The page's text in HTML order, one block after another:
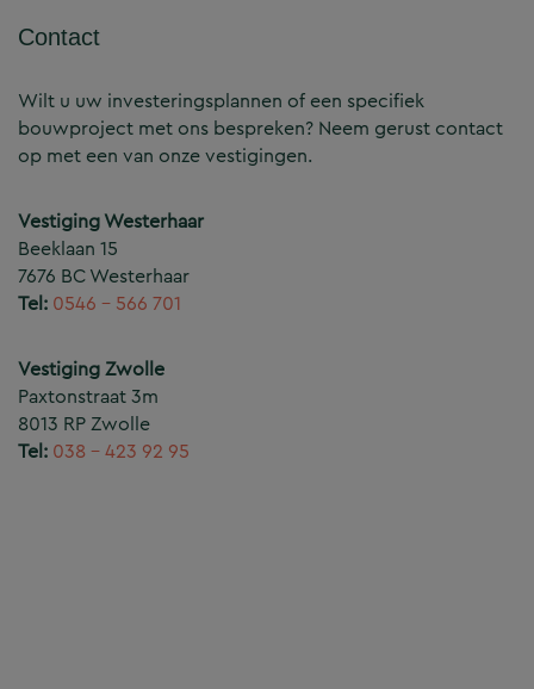
Contact
Wilt u uw investeringsplannen of een specifiek
bouwproject met ons bespreken? Neem gerust contact
op met een van onze vestigingen.
Vestiging Westerhaar
Beeklaan 15
7676 BC Westerhaar
Tel: 0546 – 566 701
Vestiging Zwolle
Paxtonstraat 3m
8013 RP Zwolle
Tel: 038 – 423 92 95